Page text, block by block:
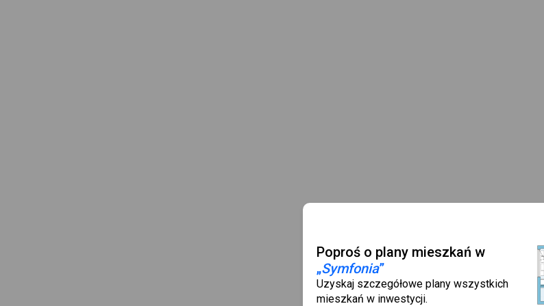
Poproś o plany mieszkań w
„Symfonia”
Uzyskaj szczegółowe plany wszystkich
mieszkań w inwestycji.